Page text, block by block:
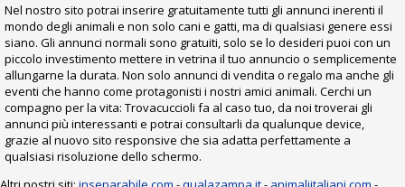
Nel nostro sito potrai inserire gratuitamente tutti gli annunci inerenti il
mondo degli animali e non solo cani e gatti, ma di qualsiasi genere essi
siano. Gli annunci normali sono gratuiti, solo se lo desideri puoi con un
piccolo investimento mettere in vetrina il tuo annuncio o semplicemente
allungarne la durata. Non solo annunci di vendita o regalo ma anche gli
eventi che hanno come protagonisti i nostri amici animali. Cerchi un
compagno per la vita: Trovacuccioli fa al caso tuo, da noi troverai gli
annunci più interessanti e potrai consultarli da qualunque device,
grazie al nuovo sito responsive che sia adatta perfettamente a
qualsiasi risoluzione dello schermo.